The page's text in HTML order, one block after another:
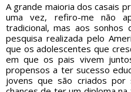
A grande maioria dos casais
uma vez, refiro-me não
tradicional, mas aos sonhos
pesquisa realizada pelo
que os adolescentes que
em que os pais vivem
propensos a ter sucesso
jovens que são criados